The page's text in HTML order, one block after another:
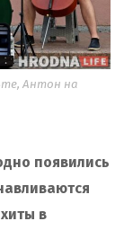
Антон на
появились
в